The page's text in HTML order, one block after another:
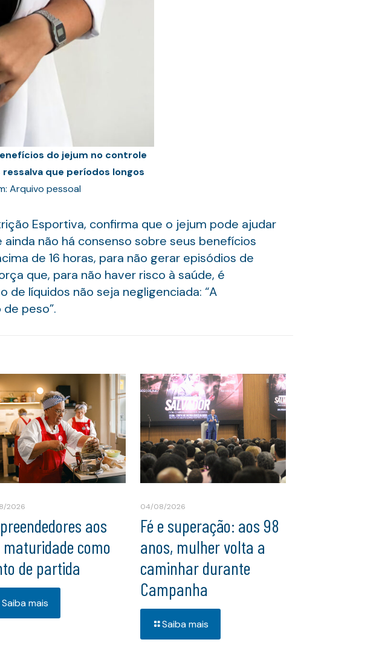
do jejum no controle
que períodos longos
Arquivo pessoal
Esportiva, confirma que o jejum pode ajudar
não há consenso sobre seus benefícios
de 16 horas, para não gerar episódios de
que, para não haver risco à saúde, é
de líquidos não seja negligenciada: “A
peso”.
2026
aos
como
de partida
Saiba mais
04/08/2026
Fé e superação: aos 98
anos, mulher volta a
caminhar durante
Campanha
Saiba mais